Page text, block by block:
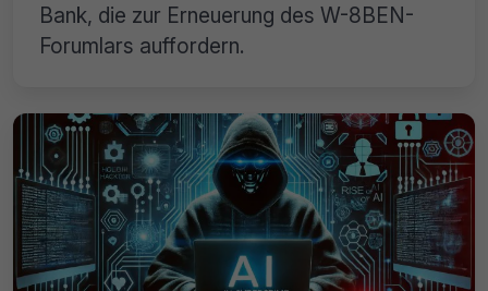
Bank, die zur Erneuerung des W-8BEN-
Forumlars auffordern.